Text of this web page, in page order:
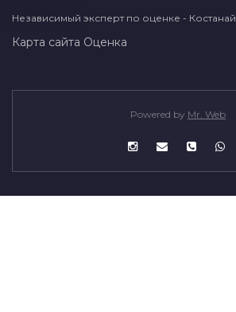
Независимый эксперт по оценке - Костанай
Карта сайта Оценка
Powered by Mr. Web